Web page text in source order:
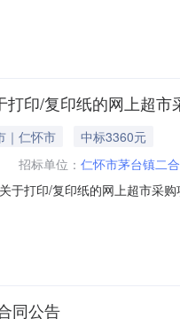
光红标小钢炮70g/A4,箱
印/复印纸的网上超市
｜仁怀市
中标3360元
招标单位： 仁怀市茅台镇二
于打印/复印纸的网上超市采
项目所在行政区划名称:贵州
同公告